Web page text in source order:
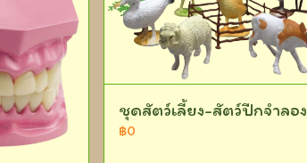
ชุดสัตว์เลี้ยง-สัตว์ปีกจำลอง
฿0